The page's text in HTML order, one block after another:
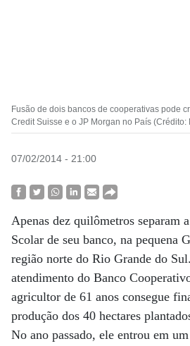
Fusão de dois bancos de cooperativas pode
Credit Suisse e o JP Morgan no País (Crédito:
07/02/2014 - 21:00
Apenas dez quilômetros separam
Scolar de seu banco, na pequena
região norte do Rio Grande do
atendimento do Banco
agricultor de 61 anos consegue
produção dos 40 hectares
No ano passado, ele entrou em